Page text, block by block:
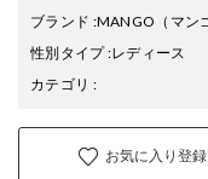
ブランド :MANGO （マン
性別タイプ:レディース
カテゴリ :
お気に入り登録